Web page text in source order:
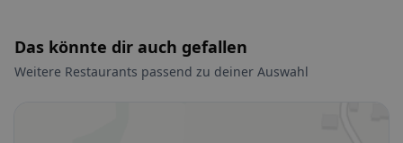
Das könnte dir auch gefallen
Weitere Restaurants passend zu deiner Auswahl